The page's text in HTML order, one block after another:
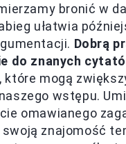
bronić w
ułatwia
Dobrą
do znanych
, które mogą
wstępu.
omawianego
znajomość